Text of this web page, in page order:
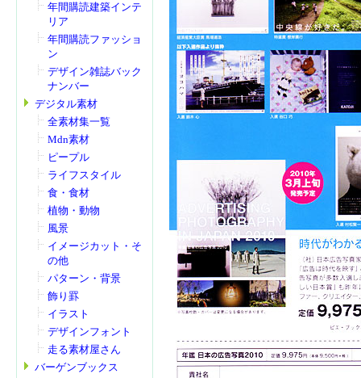
年間購読建築インテ
リア
年間購読ファッショ
ン
デザイン雑誌バック
ナンバー
デジタル素材
全素材集一覧
Mdn素材
ピープル
ライフスタイル
食・食材
植物・動物
風景
イメージカット・そ
の他
パターン・背景
飾り罫
イラスト
デザインフォント
走る素材屋さん
バーゲンブックス